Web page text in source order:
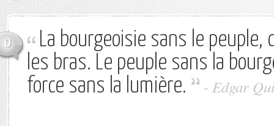
0
La bourgeoisie sans le
les bras. Le peuple sans la
force sans la lumière.
- Edgar